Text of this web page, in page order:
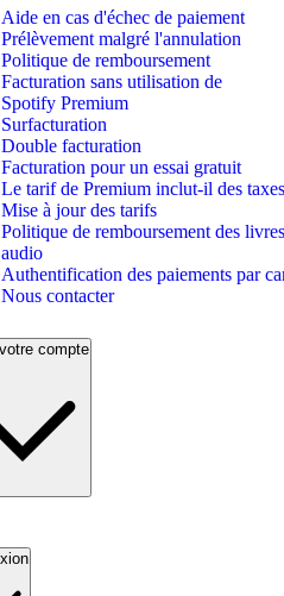
Aide en cas d'échec de paiement
Prélèvement malgré l'annulation
Politique de remboursement
Facturation sans utilisation de
Spotify Premium
Surfacturation
Double facturation
Facturation pour un essai gratuit
Le tarif de Premium inclut-il des
Mise à jour des tarifs
Politique de remboursement des livres
audio
Authentification des paiements par
Nous contacter
compte